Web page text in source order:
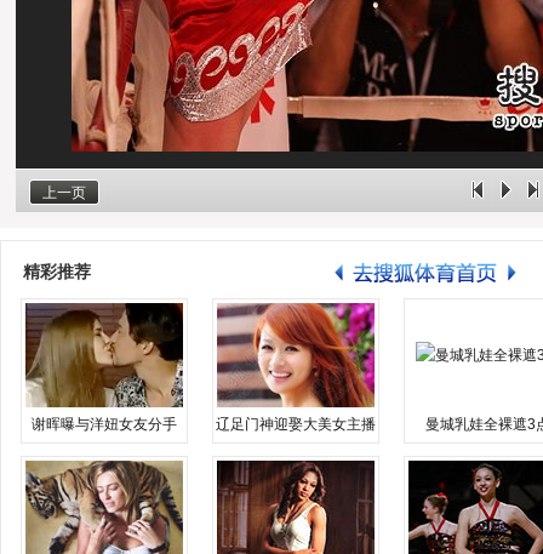
上一页
精彩推荐
谢晖曝与洋妞女友分手 辽足门神迎娶大美女主播 曼城乳娃全裸遮3